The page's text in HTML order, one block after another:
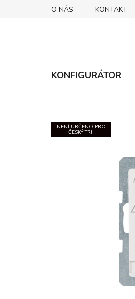
O NÁS KONTAKT
KONFIGURÁTOR
NENÍ URČENO PRO
ČESKÝ TRH